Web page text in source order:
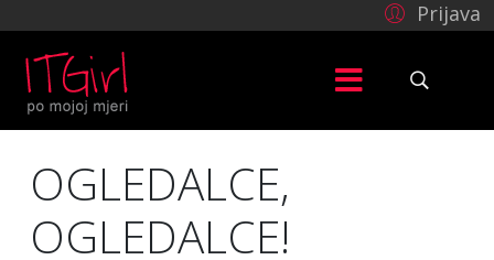
Prijava
OGLEDALCE,
OGLEDALCE!